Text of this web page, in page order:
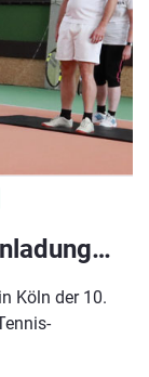
Blindentennis erleben – Einladung zum 10. Deutschen Workshop in Köln
Köln der 10.